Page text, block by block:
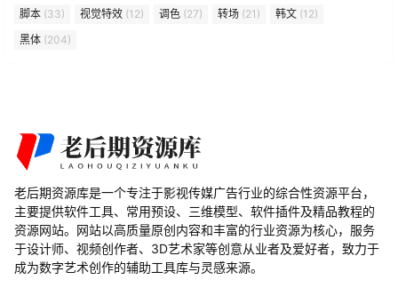
脚本 (33) 视觉特效 (12) 调色 (27) 转场 (21) 韩文 (12)
黑体 (204)
老后期资源库是一个专注于影视传媒广告行业的综合性资源平台，
主要提供软件工具、常用预设、三维模型、软件插件及精品教程的
资源网站。网站以高质量原创内容和丰富的行业资源为核心，服务
于设计师、视频创作者、3D艺术家等创意从业者及爱好者，致力于
成为数字艺术创作的辅助工具库与灵感来源。